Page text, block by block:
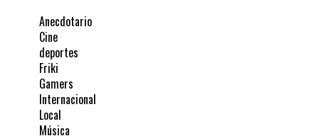
Anecdotario
Cine
deportes
Friki
Gamers
Internacional
Local
Música